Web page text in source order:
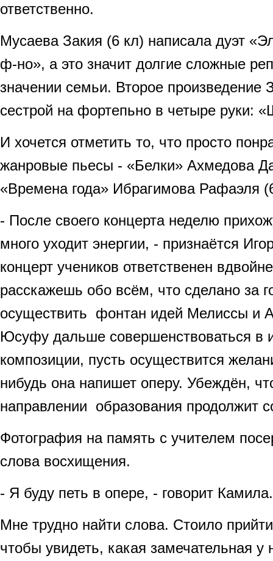
ответственно.
Мусаева Закия (6 кл) написала дуэт
ф-но», а это значит долгие сложные
значении семьи. Второе произведение
сестрой на фортепьно в четыре руки:
И хочется отметить то, что просто
жанровые пьесы - «Белки» Ахмедова
«Времена года» Ибрагимова Рафаэля
- После своего концерта неделю
много уходит энергии, - признаётся
концерт учеников ответственен
расскажешь обо всём, что сделано за
осуществить фонтан идей Мелиссы и
Юсуфу дальше совершенствоваться в
композиции, пусть осуществится
нибудь она напишет оперу. Убеждён,
направлении образования продолжит
Фотография на память с учителем
слова восхищения.
- Я буду петь в опере, - говорит Камила.
Мне трудно найти слова. Стоило прийти
чтобы увидеть, какая замечательная